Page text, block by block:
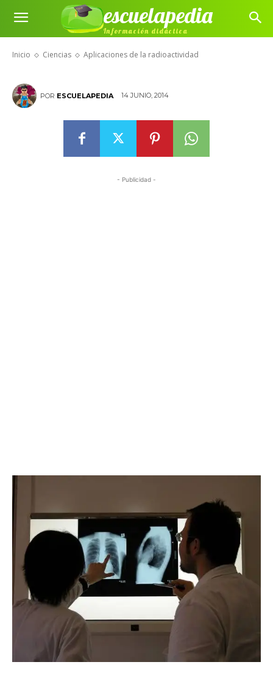
escuelapedia
Información didáctica
Inicio Ciencias Aplicaciones de la radioactividad
Aplicaciones de la
radioactividad
POR ESCUELAPEDIA 14 JUNIO, 2014
- Publicidad -